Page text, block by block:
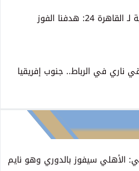
مروان عطية لـ القاهرة 24: هدفنا الفوز
ناري في الرباط.. جنوب إفريقيا
الأهلي سيفوز بالدوري وهو نايم